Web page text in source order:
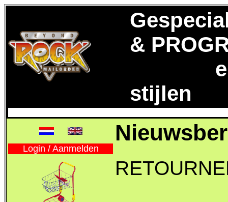
&
en
stijlen
Login / Aanmelden